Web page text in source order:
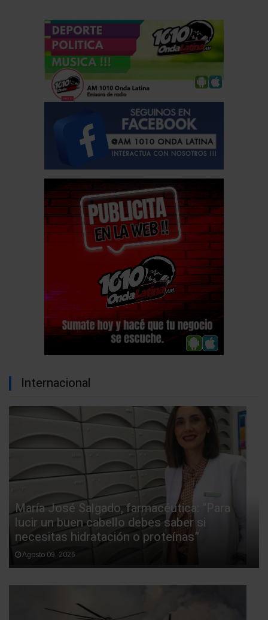
Internacional
María José Salgado, farmacéutica: “Para
lucir un buen cabello debes saber si
necesitas hidratación o proteínas”
Agosto 09, 2026